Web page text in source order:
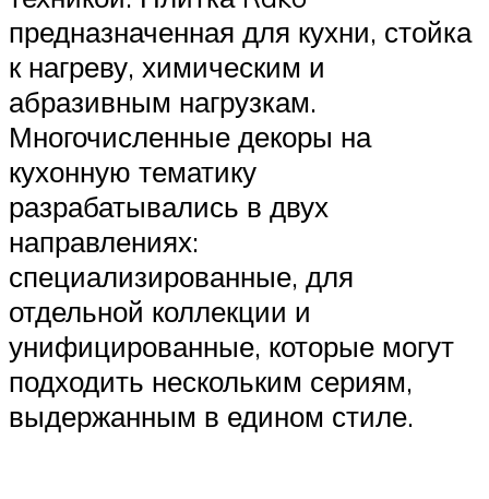
предназначенная для кухни, стойка
к нагреву, химическим и
абразивным нагрузкам.
Многочисленные декоры на
кухонную тематику
разрабатывались в двух
направлениях:
специализированные, для
отдельной коллекции и
унифицированные, которые могут
подходить нескольким сериям,
выдержанным в едином стиле.